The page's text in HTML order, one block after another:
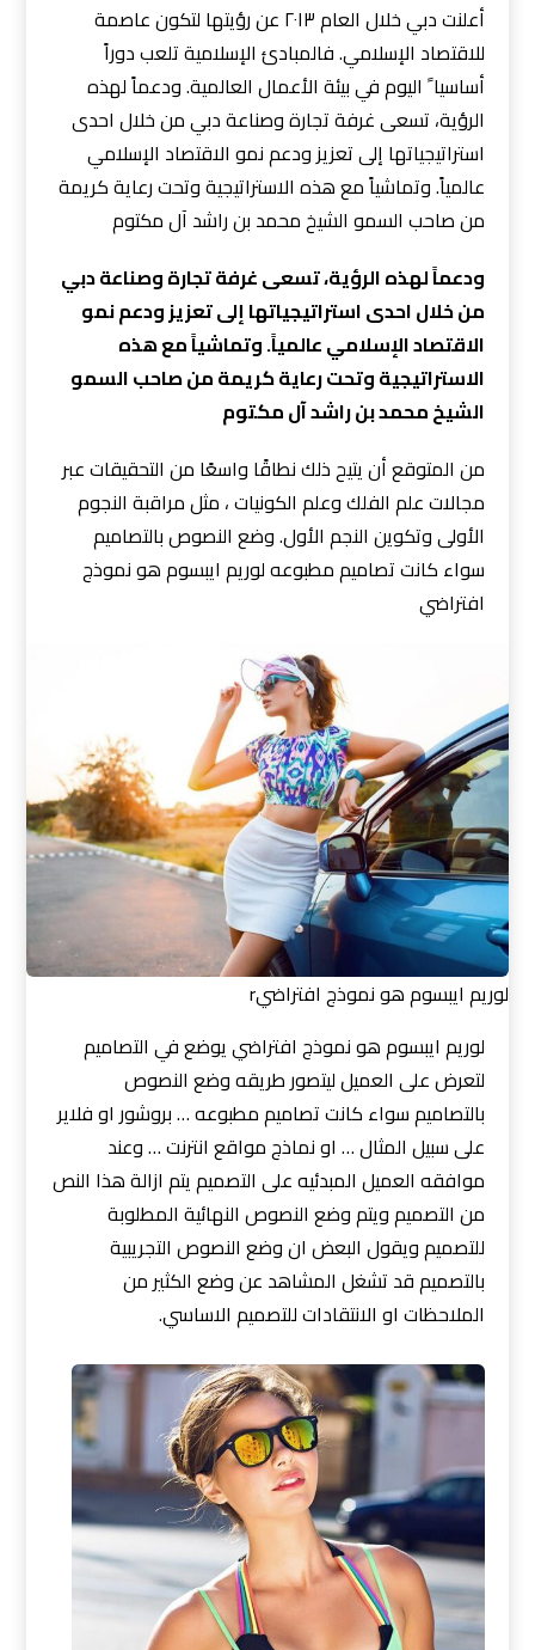
أعلنت دبي خلال العام ٢٠١٣ عن رؤيتها لتكون عاصمة
للاقتصاد الإسلامي. فالمبادئ الإسلامية تلعب دوراً
أساسيا ً اليوم في بيئة الأعمال العالمية. ودعماً لهذه
الرؤية، تسعى غرفة تجارة وصناعة دبي من خلال احدى
استراتيجياتها إلى تعزيز ودعم نمو الاقتصاد الإسلامي
عالمياً. وتماشياً مع هذه الاستراتيجية وتحت رعاية كريمة
من صاحب السمو الشيخ محمد بن راشد آل مكتوم
ودعماً لهذه الرؤية، تسعى غرفة تجارة وصناعة دبي
من خلال احدى استراتيجياتها إلى تعزيز ودعم نمو
الاقتصاد الإسلامي عالمياً. وتماشياً مع هذه
الاستراتيجية وتحت رعاية كريمة من صاحب السمو
الشيخ محمد بن راشد آل مكتوم
من المتوقع أن يتيح ذلك نطاقًا واسعًا من التحقيقات عبر
مجالات علم الفلك وعلم الكونيات ، مثل مراقبة النجوم
الأولى وتكوين النجم الأول. وضع النصوص بالتصاميم
سواء كانت تصاميم مطبوعه لوريم ايبسوم هو نموذج
افتراضي
لوريم ايبسوم هو نموذج افتراضيr
لوريم ايبسوم هو نموذج افتراضي يوضع في التصاميم
لتعرض على العميل ليتصور طريقه وضع النصوص
بالتصاميم سواء كانت تصاميم مطبوعه … بروشور او فلاير
على سبيل المثال … او نماذج مواقع انترنت … وعند
موافقه العميل المبدئيه على التصميم يتم ازالة هذا النص
من التصميم ويتم وضع النصوص النهائية المطلوبة
للتصميم ويقول البعض ان وضع النصوص التجريبية
بالتصميم قد تشغل المشاهد عن وضع الكثير من
الملاحظات او الانتقادات للتصميم الاساسي.